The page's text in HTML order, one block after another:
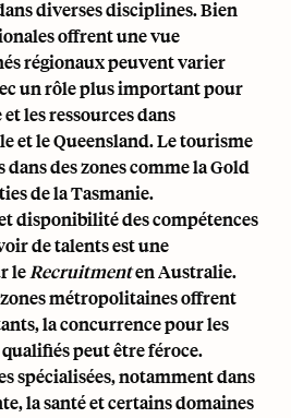
diverses disciplines. Bien
offrent une vue
régionaux peuvent varier
un rôle plus important pour
les ressources dans
et le Queensland. Le tourisme
des zones comme la Gold
de la Tasmanie.
disponibilité des compétences
de talents est une
le Recruitmenten Australie.
métropolitaines offrent
la concurrence pour les
peut être féroce.
spécialisées, notamment dans
la santé et certains domaines